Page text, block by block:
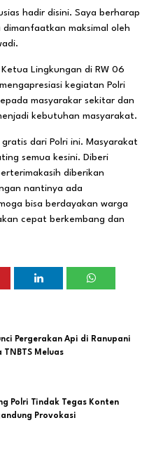
hadir disini. Saya berharap
maksimal oleh
Lingkungan di RW 06
kegiatan Polri
masyarakar sekitar dan
kebutuhan masyarakat.
dari Polri ini. Masyarakat
semua kesini. Diberi
diberikan
nantinya ada
bisa berdayakan warga
cepat berkembang dan
Pergerakan Api di Ranupani
Meluas
Polri Tindak Tegas Konten
Provokasi